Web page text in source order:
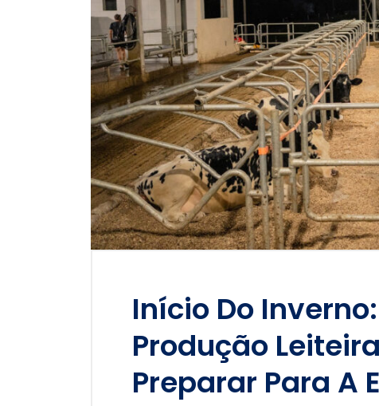
Início Do
Produção
Preparar Para A